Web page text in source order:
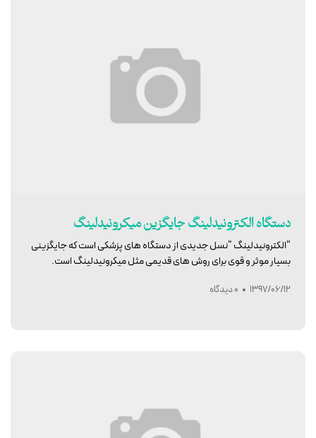
دستگاه الکترونیدلینگ جایگزین میکرونیدلینگ
"الکترونیدلینگ "نسل جدیدی از دستگاه های پزشکی است که جایگزینی
بسیار موثر و قوی برای روش های قدیمی مثل میکرونیدلینگ است.
1397/06/12 0 دیدگاه